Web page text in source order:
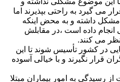
می گیرد به راحتی بپذیرند اما
داشته و به محض اینكه
داده است ،در مقابلش
می كنند.
در كشور تأسیس شوند تا این
قرار نگیرند و با خیالی آسوده
رسیدگی به امور بیماران مبتلا